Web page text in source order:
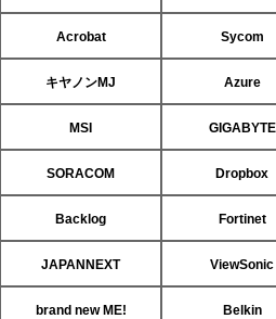
Acrobat Sycom
キヤノンMJ Azure
MSI GIGABYTE
SORACOM Dropbox
Backlog Fortinet
JAPANNEXT ViewSonic
brand new ME! Belkin